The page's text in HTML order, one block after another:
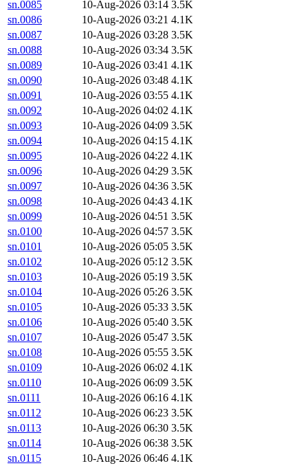
sn.0085
10-Aug-2026 03:14 3.5K
sn.0086
10-Aug-2026 03:21 4.1K
sn.0087
10-Aug-2026 03:28 3.5K
sn.0088
10-Aug-2026 03:34 3.5K
sn.0089
10-Aug-2026 03:41 4.1K
sn.0090
10-Aug-2026 03:48 4.1K
sn.0091
10-Aug-2026 03:55 4.1K
sn.0092
10-Aug-2026 04:02 4.1K
sn.0093
10-Aug-2026 04:09 3.5K
sn.0094
10-Aug-2026 04:15 4.1K
sn.0095
10-Aug-2026 04:22 4.1K
sn.0096
10-Aug-2026 04:29 3.5K
sn.0097
10-Aug-2026 04:36 3.5K
sn.0098
10-Aug-2026 04:43 4.1K
sn.0099
10-Aug-2026 04:51 3.5K
sn.0100
10-Aug-2026 04:57 3.5K
sn.0101
10-Aug-2026 05:05 3.5K
sn.0102
10-Aug-2026 05:12 3.5K
sn.0103
10-Aug-2026 05:19 3.5K
sn.0104
10-Aug-2026 05:26 3.5K
sn.0105
10-Aug-2026 05:33 3.5K
sn.0106
10-Aug-2026 05:40 3.5K
sn.0107
10-Aug-2026 05:47 3.5K
sn.0108
10-Aug-2026 05:55 3.5K
sn.0109
10-Aug-2026 06:02 4.1K
sn.0110
10-Aug-2026 06:09 3.5K
sn.0111
10-Aug-2026 06:16 4.1K
sn.0112
10-Aug-2026 06:23 3.5K
sn.0113
10-Aug-2026 06:30 3.5K
sn.0114
10-Aug-2026 06:38 3.5K
sn.0115
10-Aug-2026 06:46 4.1K